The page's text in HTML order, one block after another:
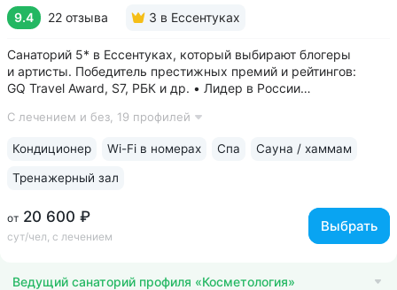
9.4 22 отзыва 3 в Ессентуках
Санаторий 5* в Ессентуках, который выбирают блогеры
и артисты. Победитель престижных премий и рейтингов:
GQ Travel Award, S7, РБК и др. • Лидер в России
целлюлита и вен «Эндосфера», коррекция фигуры Tesla
С лечением и без, 19 профилей
от 20 600 ₽
сут/чел, с лечением
Выбрать
Кондиционер Wi-Fi в номерах Спа Сауна / хаммам
Тренажерный зал
Ведущий санаторий профиля «Косметология»